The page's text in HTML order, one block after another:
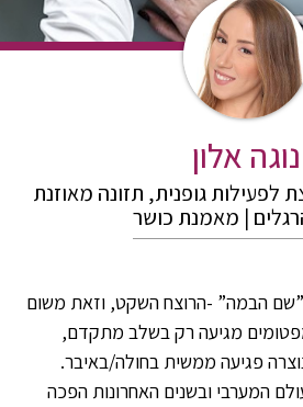
נוגה אלון
לפעילות גופנית, תזונה מאוזנת
הרגלים | מאמנת כושר
הבמה” -הרוצח השקט, וזאת משום
מגיעה רק בשלב מתקדם,
פגיעה ממשית בחולה/באיבר.
המערבי ובשנים האחרונות הפכה